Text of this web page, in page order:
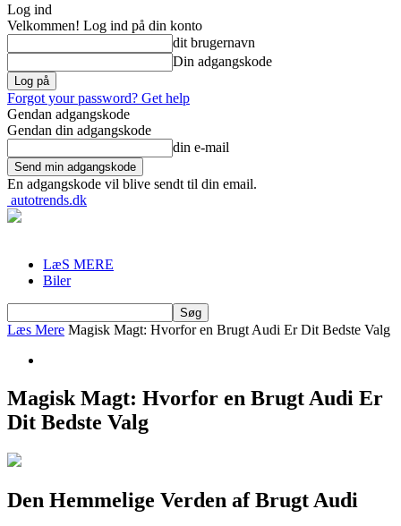
Log ind
Velkommen! Log ind på din konto
dit brugernavn
Din adgangskode
Forgot your password? Get help
Gendan adgangskode
Gendan din adgangskode
din e-mail
En adgangskode vil blive sendt til din email.
autotrends.dk
LæS MERE
Biler
Læs Mere Magisk Magt: Hvorfor en Brugt Audi Er Dit Bedste Valg
Magisk Magt: Hvorfor en Brugt Audi Er
Dit Bedste Valg
Den Hemmelige Verden af Brugt Audi